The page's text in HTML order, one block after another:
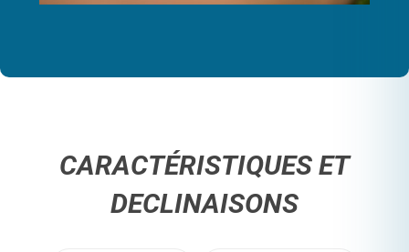
CARACTÉRISTIQUES ET
DECLINAISONS